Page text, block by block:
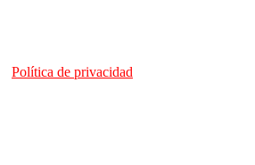
Política de privacidad